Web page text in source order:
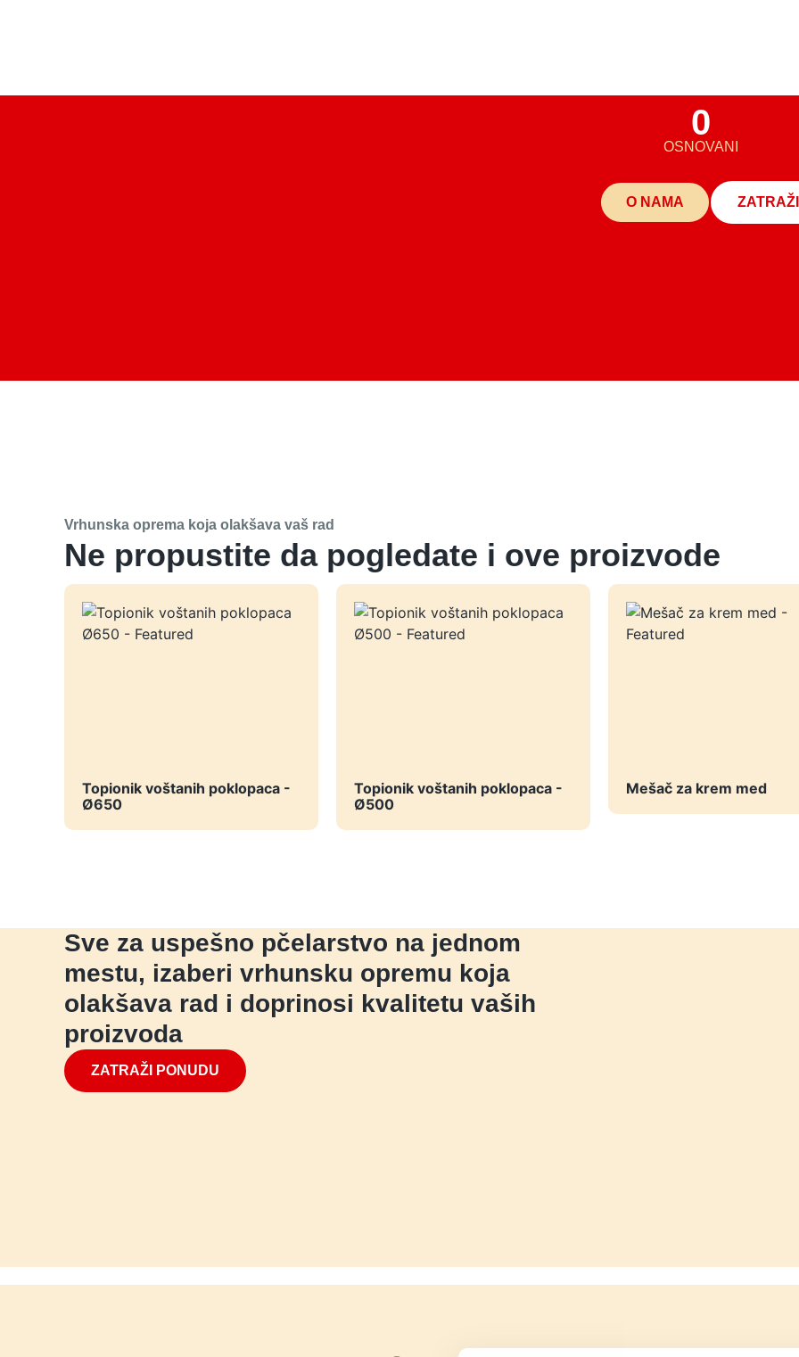
OSNOVANI
0
O NAMA
Vrhunska oprema koja olakšava vaš rad
Ne propustite da pogledate i ove proizvode
Topionik voštanih poklopaca -
Ø650
Topionik voštanih poklopaca -
Ø500
Mešač za krem med
Sve za uspešno pčelarstvo na jednom
mestu, izaberi vrhunsku opremu koja
olakšava rad i doprinosi kvalitetu vaših
proizvoda
ZATRAŽI PONUDU